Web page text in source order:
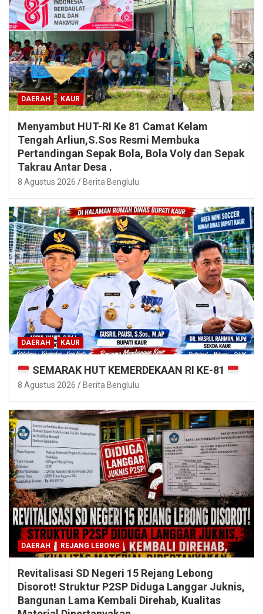
DAERAH KAUR
Menyambut HUT-RI Ke 81 Camat Kelam
Tengah Arliun,S.Sos Resmi Membuka
Pertandingan Sepak Bola, Bola Voly dan Sepak
Takrau Antar Desa .
8 Agustus 2026 Berita Benglulu
DAERAH KAUR
SEMARAK HUT KEMERDEKAAN RI KE-81
8 Agustus 2026 Berita Benglulu
DAERAH REJANG LEBONG
Revitalisasi SD Negeri 15 Rejang Lebong
Disorot! Struktur P2SP Diduga Langgar Juknis,
Bangunan Lama Kembali Direhab, Kualitas